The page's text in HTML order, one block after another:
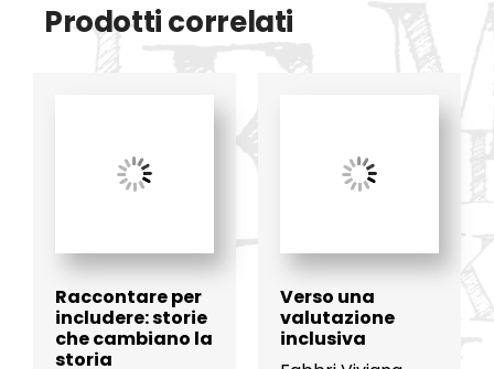
Prodotti correlati
Raccontare per
includere: storie
che cambiano la
storia
Verso una
valutazione
inclusiva